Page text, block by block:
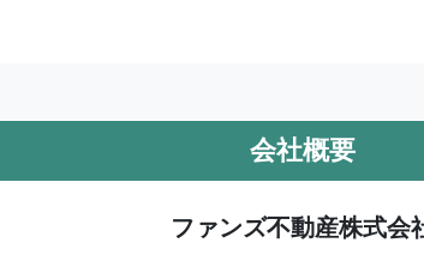
会社概要
ファンズ不動産株式会